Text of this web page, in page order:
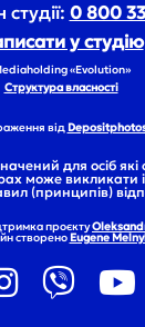
0 800
у студію
«Evolution»
Структура власності
від
для осіб які
може викликати
(принципів)
проєкту
створеноEugene